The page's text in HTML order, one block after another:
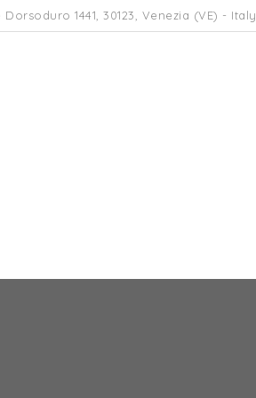
Dorsoduro 1441, 30123, Venezia (VE) - Italy